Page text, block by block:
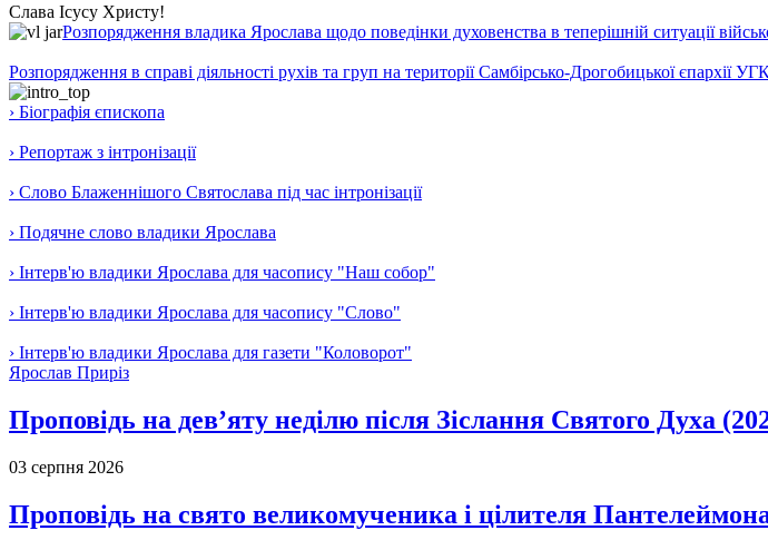
Слава Ісусу Христу!
Розпорядження владика Ярослава щодо поведінки духовенства в теперішній ситуації
Розпорядження в справі діяльності рухів та груп на території Самбірсько-Дрогобицької єпархії
› Біографія єпископа
› Репортаж з інтронізації
› Слово Блаженнішого Святослава під час інтронізації
› Подячне слово владики Ярослава
› Інтерв'ю владики Ярослава для часопису "Наш собор"
› Інтерв'ю владики Ярослава для часопису "Слово"
› Інтерв'ю владики Ярослава для газети "Коловорот"
Ярослав Приріз
Проповідь на дев’яту неділю після Зіслання Святого Духа
03 серпня 2026
Проповідь на свято великомученика і цілителя